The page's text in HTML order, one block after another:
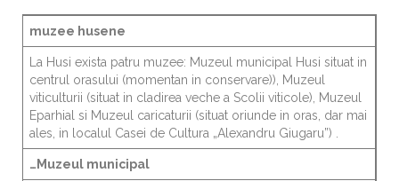
muzee husene
La Husi exista patru muzee: Muzeul municipal Husi situat in
centrul orasului (momentan in conservare)), Muzeul
viticulturii (situat in cladirea veche a Scolii viticole), Muzeul
Eparhial si Muzeul caricaturii (situat oriunde in oras, dar mai
ales, in localul Casei de Cultura „Alexandru Giugaru”) .
…Muzeul municipal